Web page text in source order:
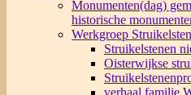
Monumenten(dag)
historische
Werkgroep
Struikelstenen
Oisterwijkse
verhaal familie